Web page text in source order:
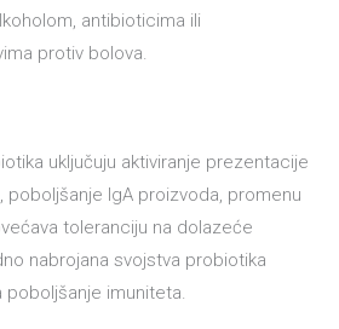
antibioticima ili
protiv bolova.
uključuju aktiviranje prezentacije
poboljšanje IgA proizvoda, promenu
toleranciju na dolazeće
nabrojana svojstva probiotika
imuniteta.